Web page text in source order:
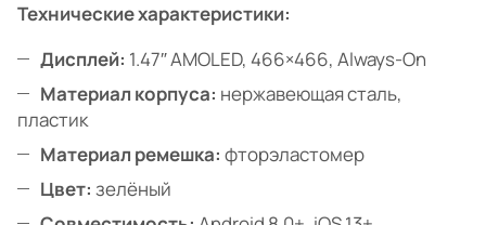
Технические характеристики:
Дисплей: 1.47″ AMOLED, 466×466, Always-On
Материал корпуса: нержавеющая сталь,
пластик
Материал ремешка: фторэластомер
Цвет: зелёный